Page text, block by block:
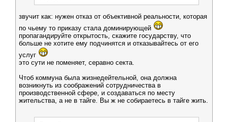
звучит как: нужен отказ от объективной реальности, которая
по чьему то приказу стала доминирующей
пропагандируйте открытость, скажите государству, что
больше не хотите ему подчинятся и отказывайтесь от его
услуг
это сути не поменяет, серавно секта.
Чтоб коммуна была жизнедейтельной, она должна
возникнуть из соображений сотрудничества в
производственной сфере, и создаваться по месту
жительства, а не в тайге. Вы ж не собираетесь в тайге жить.